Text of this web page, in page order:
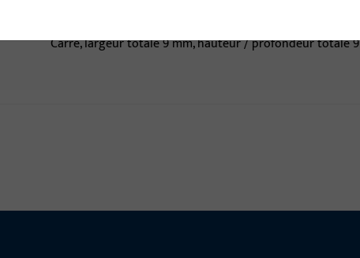
Carré, largeur totale 9 mm, hauteur / profondeur totale